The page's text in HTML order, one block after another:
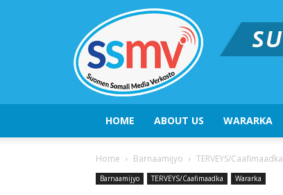
HOME ABOUT US WARARKA
Home Barnaamijyo TERVEYS/Caafimaadka
Barnaamijyo TERVEYS/Caafimaadka Wararka